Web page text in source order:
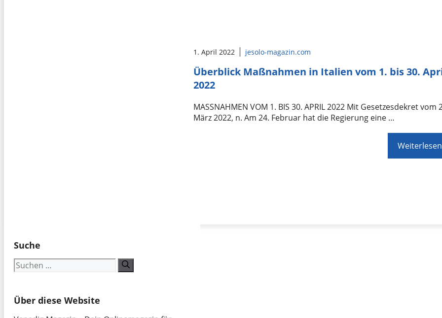
1. April 2022 jesolo-magazin.com
Überblick Maßnahmen in Italien vom 1. bis 30.
2022
MASSNAHMEN VOM 1. BIS 30. APRIL 2022 Mit Gesetzesdekret vom
März 2022, n. Am 24. Februar hat die Regierung eine …
Weiterlesen
Suche
Suchen
nach:
Über diese Website